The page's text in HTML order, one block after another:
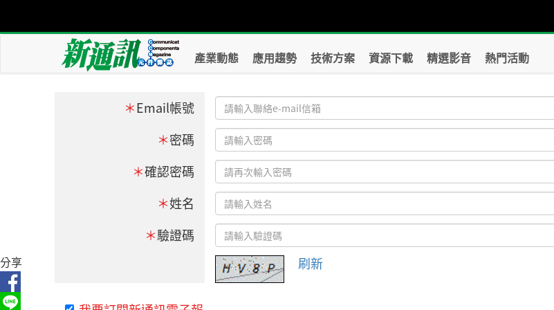
產業動態 應用趨勢 技術方案 資源下載 精選影音 熱門活動
＊Email帳號
＊密碼
＊確認密碼
＊姓名
＊驗證碼
刷新
分享